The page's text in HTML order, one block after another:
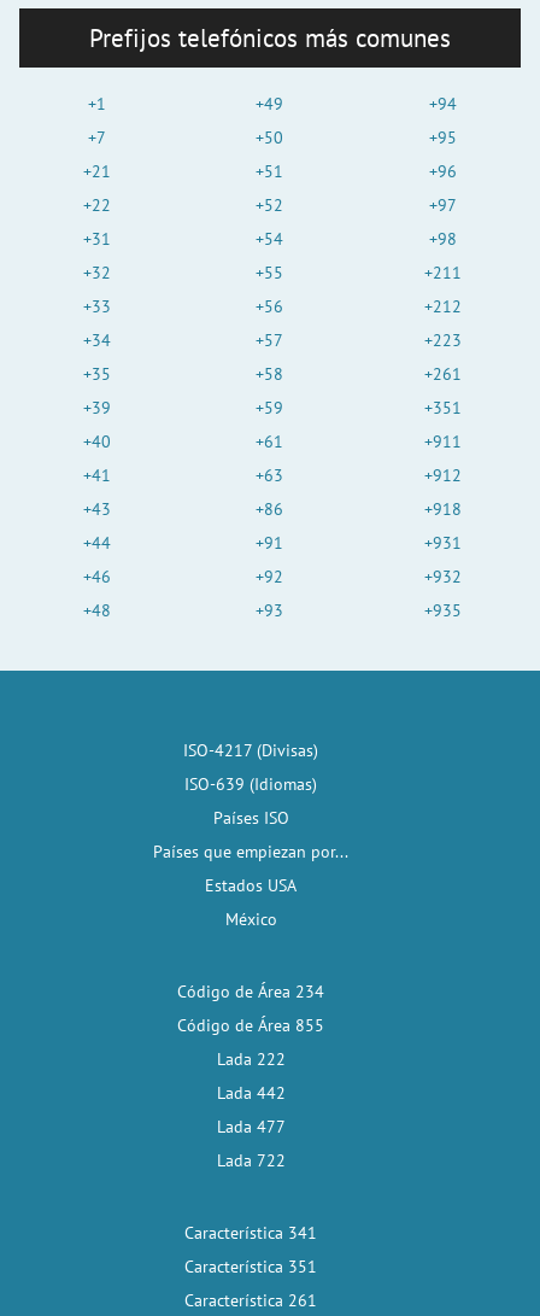
Prefijos telefónicos más comunes
+1
+7
+21
+22
+31
+32
+33
+34
+35
+39
+40
+41
+43
+44
+46
+48
+49
+50
+51
+52
+54
+55
+56
+57
+58
+59
+61
+63
+86
+91
+92
+93
+94
+95
+96
+97
+98
+211
+212
+223
+261
+351
+911
+912
+918
+931
+932
+935
ISO-4217 (Divisas)
ISO-639 (Idiomas)
Países ISO
Países que empiezan por...
Estados USA
México
Código de Área 234
Código de Área 855
Lada 222
Lada 442
Lada 477
Lada 722
Característica 341
Característica 351
Característica 261